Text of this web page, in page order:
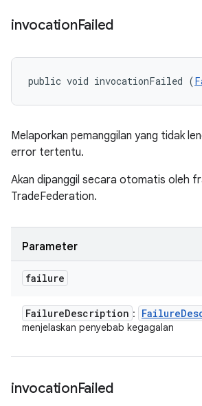
invocationFailed
public void invocationFailed (
Melaporkan pemanggilan yang tidak
error tertentu.
Akan dipanggil secara otomatis oleh
TradeFederation.
Parameter
failure
FailureDescription : Failure
menjelaskan penyebab kegagalan
invocationFailed